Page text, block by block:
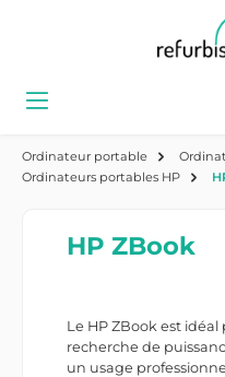
Ordinateur portable
Ordinateurs portables HP
HP ZBook
Le HP ZBook est idéal
recherche de
un usage